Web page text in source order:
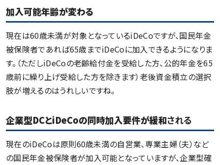
加入可能年齢が変わる
現在は60歳未満が対象となっているiDeCoですが、国民年金
被保険者であれば65歳までiDeCoに加入できるようになりま
す。（ただしiDeCoの老齢給付金を受給した方、公的年金を65
歳前に繰り上げ受給した方を除きます）老後資金積立の選択
肢が増えるのはうれしいですね。
企業型DCとiDeCoの同時加入要件が緩和される
現在のiDeCoは原則60歳未満の自営業、専業主婦（夫）など
の国民年金被保険者が加入可能となっていますが、企業型確